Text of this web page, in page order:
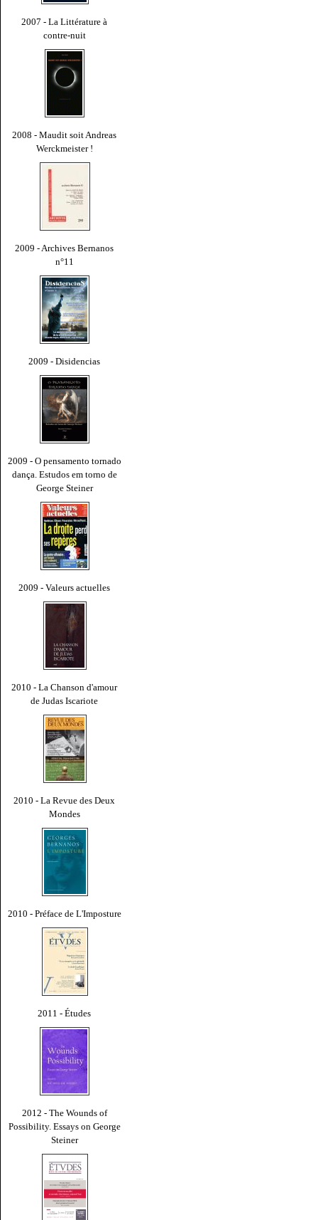
2007 - La Littérature à
contre-nuit
2008 - Maudit soit Andreas
Werckmeister !
2009 - Archives Bernanos
n°11
2009 - Disidencias
2009 - O pensamento tornado
dança. Estudos em torno de
George Steiner
2009 - Valeurs actuelles
2010 - La Chanson d'amour
de Judas Iscariote
2010 - La Revue des Deux
Mondes
2010 - Préface de L'Imposture
2011 - Études
2012 - The Wounds of
Possibility. Essays on George
Steiner